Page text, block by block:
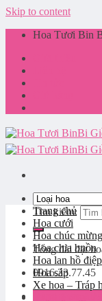
Skip to content
Hoa Tươi Bin
Tìm kiếm:
Tổng đài đặt
0916.33.77.45
Trang chủ
Hoa cưới
Hoa chúc mừng
Hoa chia buồn
Hoa lan hồ điệp
Hoa sáp
Xe hoa – Tráp